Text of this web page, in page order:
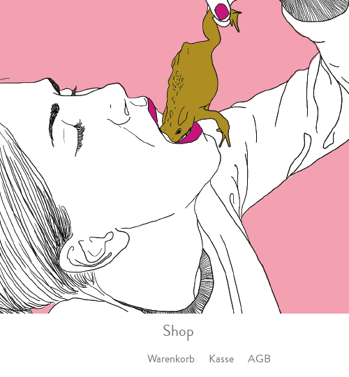
Shop
Warenkorb Kasse AGB